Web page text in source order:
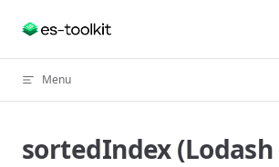
Skip to content
Menu
sortedIndex (Lodash